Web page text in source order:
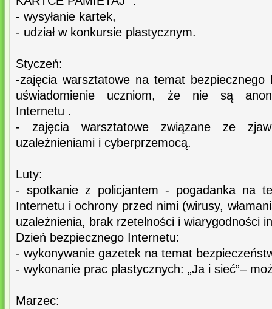
- wysyłanie kartek,
- udział w konkursie plastycznym.
Styczeń:
-zajęcia warsztatowe na temat
uświadomienie uczniom, że nie są
Internetu .
- zajęcia warsztatowe związane ze
uzależnieniami i cyberprzemocą.
Luty:
- spotkanie z policjantem - pogadanka na
Internetu i ochrony przed nimi (wirusy,
uzależnienia, brak rzetelności i wiarygodności
Dzień bezpiecznego Internetu:
- wykonywanie gazetek na temat
- wykonanie prac plastycznych: „Ja i sieć”–
Marzec: